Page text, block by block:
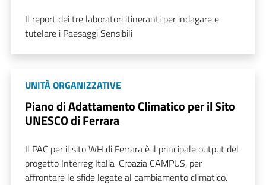
Il report dei tre laboratori itineranti per indagare e
tutelare i Paesaggi Sensibili
UNITÀ ORGANIZZATIVE
Piano di Adattamento Climatico per il Sito
UNESCO di Ferrara
Il PAC per il sito WH di Ferrara è il principale output del
progetto Interreg Italia-Croazia CAMPUS, per
affrontare le sfide legate al cambiamento climatico.